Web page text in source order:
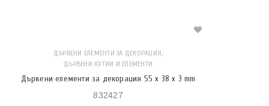
ДЪРВЕНИ ЕЛЕМЕНТИ ЗА ДЕКОРАЦИЯ,
ДЪРВЕНИ КУТИИ И ЕЛЕМЕНТИ
Дървени елементи за декорация 55 x 38 x 3 mm
832427